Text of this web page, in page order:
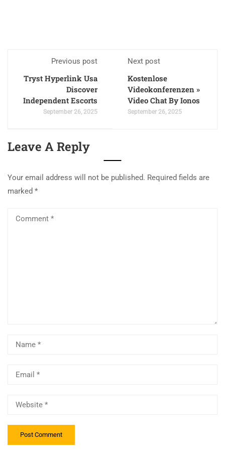
Previous post
Tryst Hyperlink Usa
Discover
Independent Escorts
September 26, 2025
Next post
Kostenlose
Videokonferenzen »
Video Chat By Ionos
September 26, 2025
Leave A Reply
Your email address will not be published. Required fields are
marked *